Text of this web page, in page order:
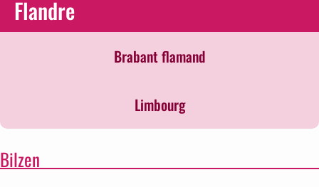
Flandre
Brabant flamand
Limbourg
Bilzen